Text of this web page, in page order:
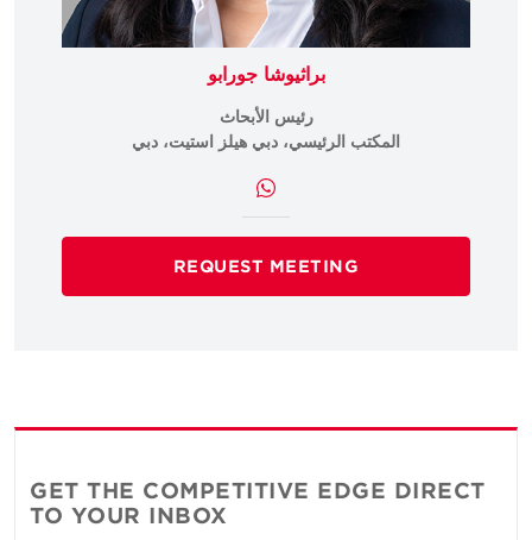
براثيوشا جورابو
رئيس الأبحاث
المكتب الرئيسي، دبي هيلز استيت، دبي
REQUEST MEETING
GET THE COMPETITIVE EDGE DIRECT
TO YOUR INBOX